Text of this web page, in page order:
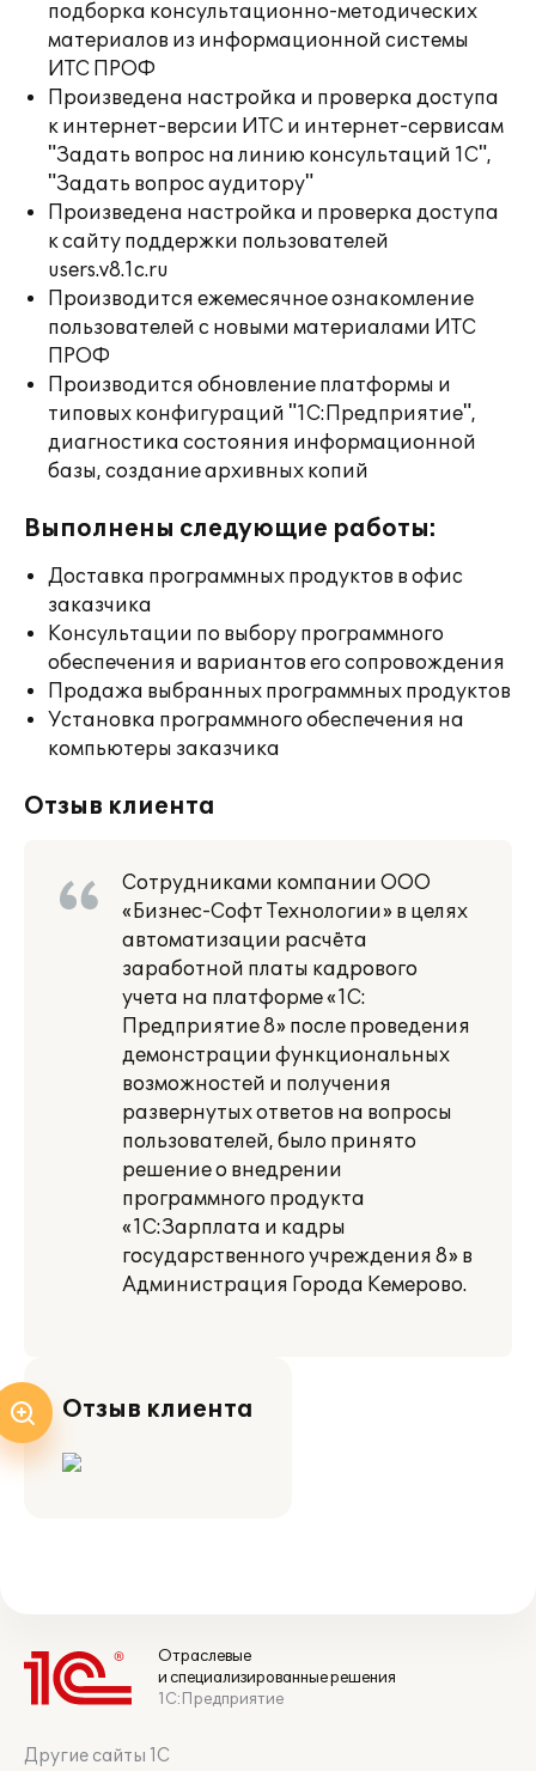
подборка консультационно-методических
материалов из информационной системы
ИТС ПРОФ
Произведена настройка и проверка доступа
к интернет-версии ИТС и интернет-сервисам
"Задать вопрос на линию консультаций 1С",
"Задать вопрос аудитору"
Произведена настройка и проверка доступа
к сайту поддержки пользователей
users.v8.1c.ru
Производится ежемесячное ознакомление
пользователей с новыми материалами ИТС
ПРОФ
Производится обновление платформы и
типовых конфигураций "1С:Предприятие",
диагностика состояния информационной
базы, создание архивных копий
Выполнены следующие работы:
Доставка программных продуктов в офис
заказчика
Консультации по выбору программного
обеспечения и вариантов его сопровождения
Продажа выбранных программных продуктов
Установка программного обеспечения на
компьютеры заказчика
Отзыв клиента
Сотрудниками компании ООО
«Бизнес-Софт Технологии» в целях
автоматизации расчёта
заработной платы кадрового
учета на платформе «1С:
Предприятие 8» после проведения
демонстрации функциональных
возможностей и получения
развернутых ответов на вопросы
пользователей, было принято
решение о внедрении
программного продукта
«1С:Зарплата и кадры
государственного учреждения 8» в
Администрация Города Кемерово.
Отзыв клиента
Отраслевые
и специализированные решения
1С:Предприятие
Другие сайты 1С